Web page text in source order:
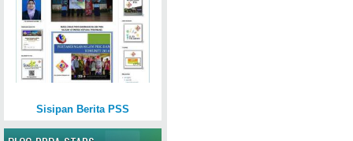
Sisipan Berita PSS